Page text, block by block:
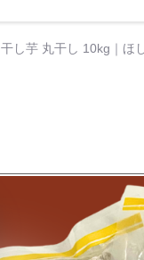
干し芋 丸干し 10kg｜ほ